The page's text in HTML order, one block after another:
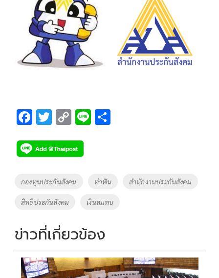
F
e
b
o
o
k
T
tt
er
C
p
y
Li
Li
Tags
กองทุนประกันสังคม ทำฟัน สำนักงานประกันสังคม
สิทธิประกันสังคม เงินสมทบ
ข่าวที่เกี่ยวข้อง